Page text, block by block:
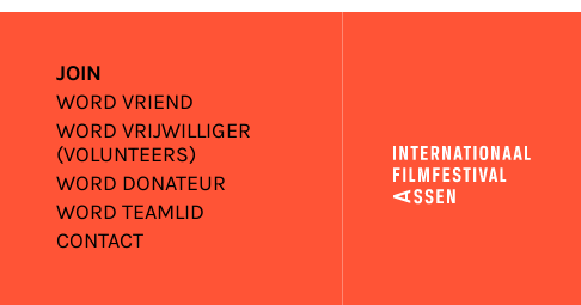
JOIN
WORD VRIEND
WORD VRIJWILLIGER
(VOLUNTEERS)
WORD DONATEUR
WORD TEAMLID
CONTACT